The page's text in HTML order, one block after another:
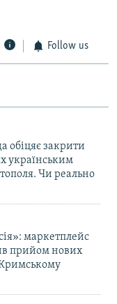
Follow us
обіцяє закрити
українським
Чи реально
маркетплейс
прийом нових